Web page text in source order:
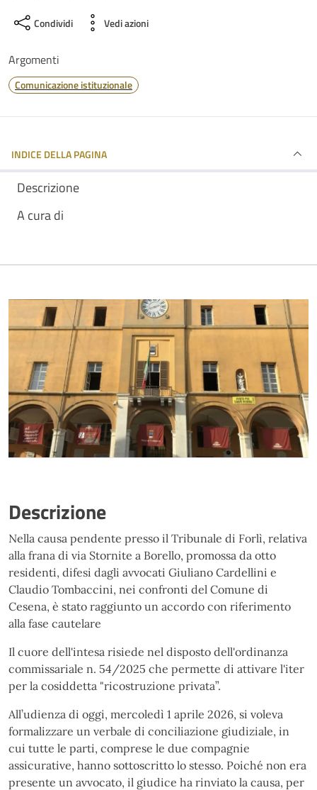
Condividi Vedi azioni
Argomenti
Comunicazione istituzionale
INDICE DELLA PAGINA
Descrizione
A cura di
Descrizione
Nella causa pendente presso il Tribunale di Forlì, relativa
alla frana di via Stornite a Borello, promossa da otto
residenti, difesi dagli avvocati Giuliano Cardellini e
Claudio Tombaccini, nei confronti del Comune di
Cesena, è stato raggiunto un accordo con riferimento
alla fase cautelare
Il cuore dell'intesa risiede nel disposto dell'ordinanza
commissariale n. 54/2025 che permette di attivare l'iter
per la cosiddetta "ricostruzione privata”.
All’udienza di oggi, mercoledì 1 aprile 2026, si voleva
formalizzare un verbale di conciliazione giudiziale, in
cui tutte le parti, comprese le due compagnie
assicurative, hanno sottoscritto lo stesso. Poiché non era
presente un avvocato, il giudice ha rinviato la causa, per